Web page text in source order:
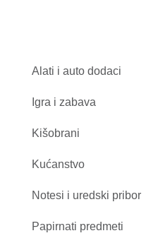
Alati i auto dodaci
Igra i zabava
Kišobrani
Kućanstvo
Notesi i uredski pribor
Papirnati predmeti
1.49 €